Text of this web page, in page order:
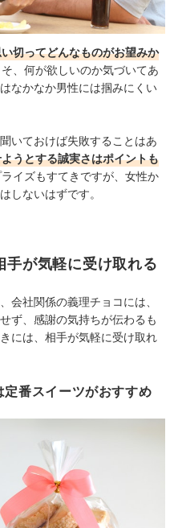
切ってどんなものがお望みか
、何が欲しいのか気づいてあ
なかなか男性には掴みにくい
いておけば失敗することはあ
うとする誠実さはポイントも
イズもすてきですが、女性か
しないはずです。
手が気軽に受け取れる
会社関係の義理チョコには、
ず、感謝の気持ちが伝わるも
には、相手が気軽に受け取れ
番スイーツがおすすめ